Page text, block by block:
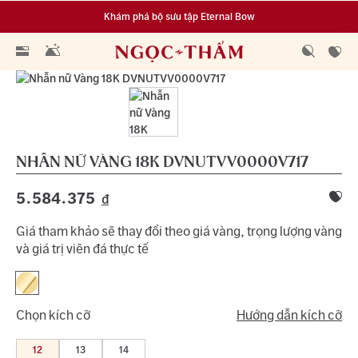
Khám phá bộ sưu tập Eternal Bow
Đa dạng lựa chọn tích luỹ từ 0.1 chỉ vàng 999.9
NHẪN NỮ VÀNG 18K DVNUTVV0000V717
5.584.375 đ
Giá tham khảo sẽ thay đổi theo giá vàng, trọng lượng vàng
và giá trị viên đá thực tế
Chọn kích cỡ Hướng dẫn kích cỡ
12 13 14